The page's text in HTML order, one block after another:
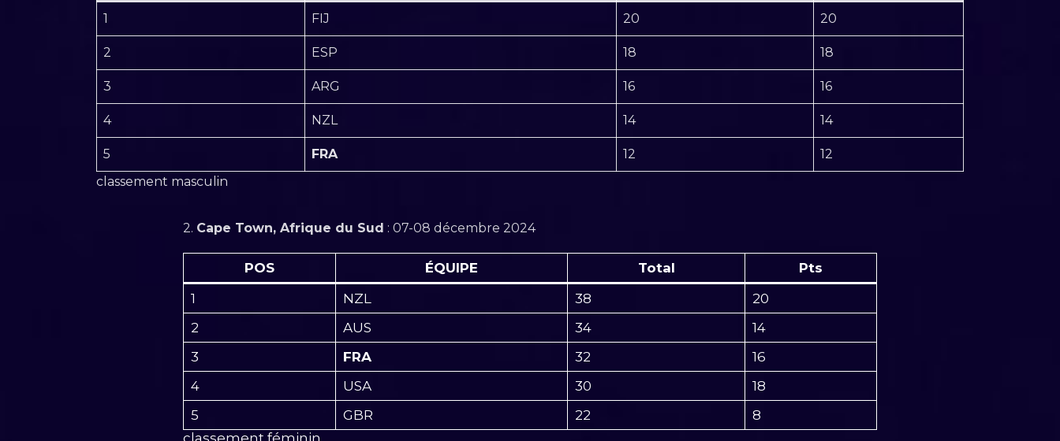
1 FIJ 20 20
2 ESP 18 18
3 ARG 16 16
4 NZL 14 14
5 FRA 12
12
classement masculin
2. Cape Town, Afrique du Sud : 07-08 décembre 2024
POS ÉQUIPE Total
Pts
1
NZL 38
20
2
AUS 34
14
3
FRA 32
16
4
USA 30
18
5
GBR 22
8
classement féminin